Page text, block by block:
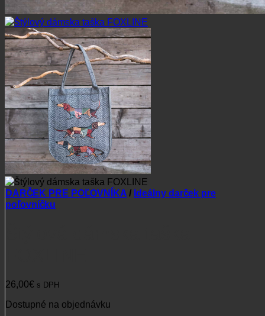
DARČEK PRE POĽOVNÍKA / Ideálny darček pre
poľovníčku
26,00€ s DPH
Dostupné na objednávku